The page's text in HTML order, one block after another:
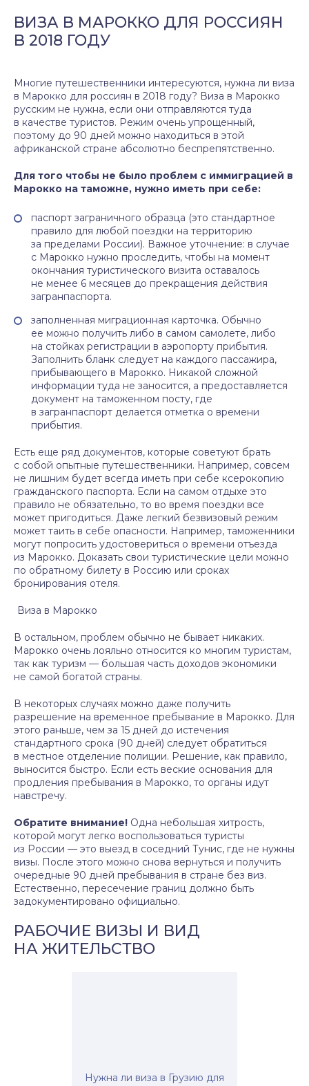
ВИЗА В МАРОККО ДЛЯ РОССИЯН
В 2018 ГОДУ
Многие путешественники интересуются, нужна ли виза
в Марокко для россиян в 2018 году? Виза в Марокко
русским не нужна, если они отправляются туда
в качестве туристов. Режим очень упрощенный,
поэтому до 90 дней можно находиться в этой
африканской стране абсолютно беспрепятственно.
Для того чтобы не было проблем с иммиграцией в
Марокко на таможне, нужно иметь при себе:
паспорт заграничного образца (это стандартное
правило для любой поездки на территорию
за пределами России). Важное уточнение: в случае
с Марокко нужно проследить, чтобы на момент
окончания туристического визита оставалось
не менее 6 месяцев до прекращения действия
загранпаспорта.
заполненная миграционная карточка. Обычно
ее можно получить либо в самом самолете, либо
на стойках регистрации в аэропорту прибытия.
Заполнить бланк следует на каждого пассажира,
прибывающего в Марокко. Никакой сложной
информации туда не заносится, а предоставляется
документ на таможенном посту, где
в загранпаспорт делается отметка о времени
прибытия.
Есть еще ряд документов, которые советуют брать
с собой опытные путешественники. Например, совсем
не лишним будет всегда иметь при себе ксерокопию
гражданского паспорта. Если на самом отдыхе это
правило не обязательно, то во время поездки все
может пригодиться. Даже легкий безвизовый режим
может таить в себе опасности. Например, таможенники
могут попросить удостовериться о времени отъезда
из Марокко. Доказать свои туристические цели можно
по обратному билету в Россию или сроках
бронирования отеля.
Виза в Марокко
В остальном, проблем обычно не бывает никаких.
Марокко очень лояльно относится ко многим туристам,
так как туризм — большая часть доходов экономики
не самой богатой страны.
В некоторых случаях можно даже получить
разрешение на временное пребывание в Марокко. Для
этого раньше, чем за 15 дней до истечения
стандартного срока (90 дней) следует обратиться
в местное отделение полиции. Решение, как правило,
выносится быстро. Если есть веские основания для
продления пребывания в Марокко, то органы идут
навстречу.
Обратите внимание! Одна небольшая хитрость,
которой могут легко воспользоваться туристы
из России — это выезд в соседний Тунис, где не нужны
визы. После этого можно снова вернуться и получить
очередные 90 дней пребывания в стране без виз.
Естественно, пересечение границ должно быть
задокументировано официально.
РАБОЧИЕ ВИЗЫ И ВИД
НА ЖИТЕЛЬСТВО
Нужна ли виза в Грузию для